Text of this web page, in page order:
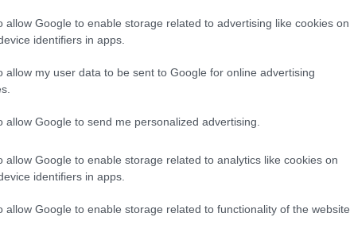
allow Google to enable storage related to advertising like cookies on
identifiers in apps.
allow my user data to be sent to Google for online advertising
allow Google to send me personalized advertising.
allow Google to enable storage related to analytics like cookies on
identifiers in apps.
allow Google to enable storage related to functionality of the website
και παράδοση ενώθηκαν στα καταστήματα,
Στα «Καραμανλίδικα του Φάνη»
και η άμεση απόλαυση παραδοσιακών μεζέδων, που
προϊόντα (υπάρχει και e-shop) ή και να
πρώτες ύλες, παραδοσιακά, μερακλίδικα